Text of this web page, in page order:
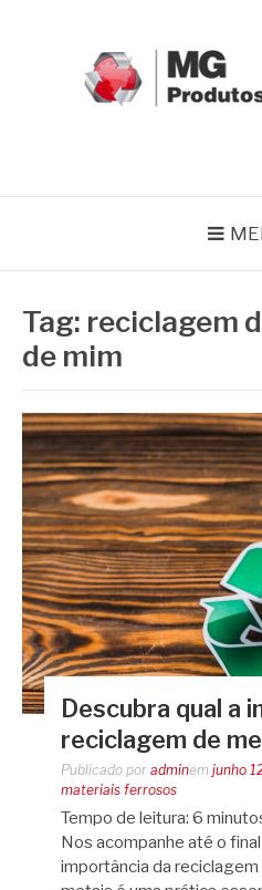
Tag: reciclagem
de mim
Descubra qual a
reciclagem de
Publicado por adminem junho
materiais ferrosos
Tempo de leitura: 6
Nos acompanhe até o
importância da